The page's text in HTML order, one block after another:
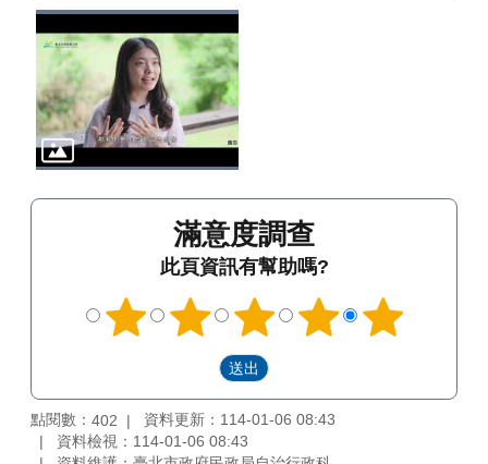
滿意度調查
此頁資訊有幫助嗎?
點閱數： 402
資料更新：114-01-06 08:43
資料檢視：114-01-06 08:43